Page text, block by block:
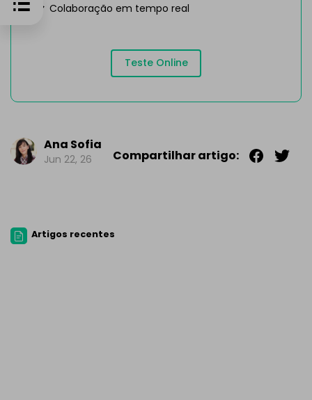
Colaboração em tempo real
Teste Online
Ana Sofia
Jun 22, 26 Compartilhar artigo:
Artigos recentes